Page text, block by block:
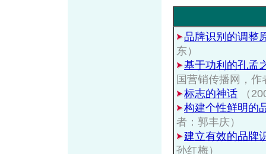
品牌识别的调整
东）
基于功利的孔孟
国营销传播网，作
标志的神话
（
构建个性鲜明的
者：郭丰庆）
建立有效的品牌
孙红梅）